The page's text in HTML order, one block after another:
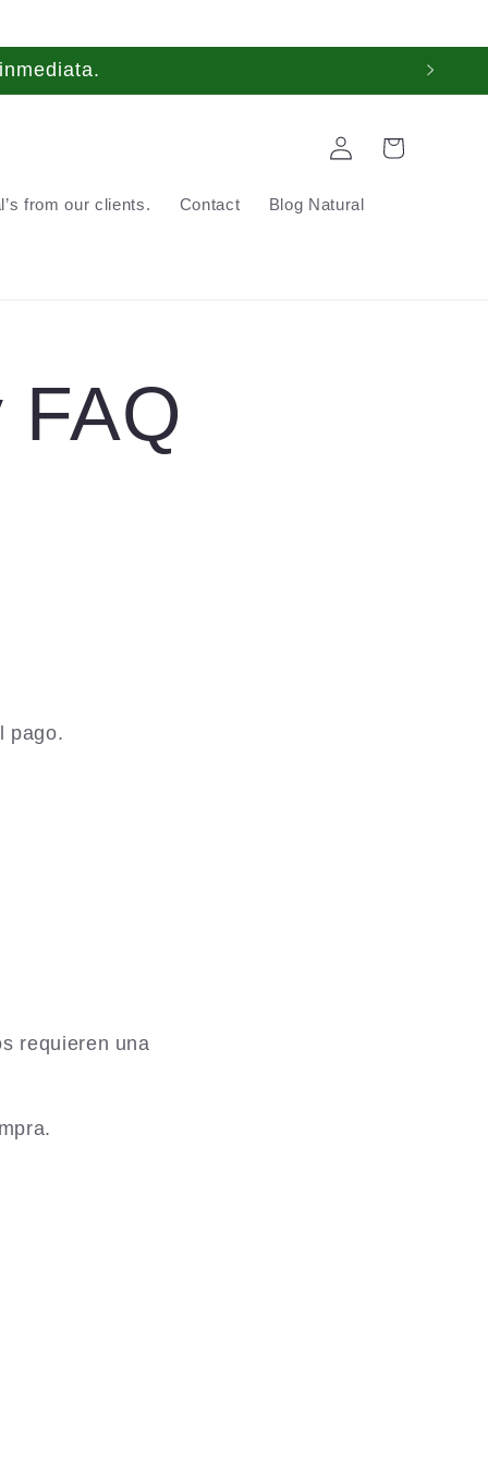
from our clients. Contact Blog Natural
Log
in
Cart
pago.
requieren una